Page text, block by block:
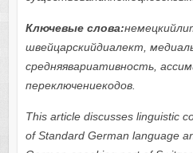
Ключевые слова:
швейцарскийдиалект,
средняявариативность,
переключениекодов.
This article discusses linguistic
of Standard German language